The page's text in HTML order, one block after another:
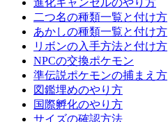
進化キャンセルのやり方
二つ名の種類一覧と付け方
あかしの種類一覧と付け方
リボンの入手方法と付け方
NPCの交換ポケモン
準伝説ポケモンの捕まえ方
図鑑埋めのやり方
国際孵化のやり方
サイズの確認方法